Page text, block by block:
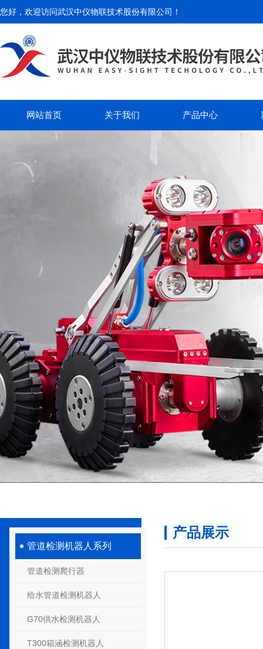
您好，欢迎访问武汉中仪物联技术股份有限公司 ！
网站首页 关于我们 产品中心
管道检测机器人系列
管道检测爬行器
给水管道检测机器人
G70供水检测机器人
T300箱涵检测机器人
产品展示